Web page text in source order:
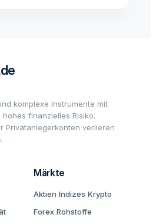
komplexe Instrumente mit
finanzielles Risiko.
Privatanlegerkonten verlieren
Märkte
Aktien Indizes Krypto
Forex Rohstoffe